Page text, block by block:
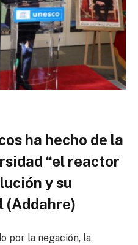
ha hecho de la
“el reactor
y su
(Addahre)
por la negación, la